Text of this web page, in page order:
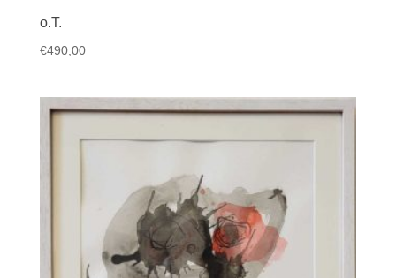
o.T.
€490,00